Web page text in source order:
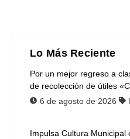
Lo Más Reciente
Por un mejor regreso a
de recolección de útiles
6 de agosto de 2026
Impulsa Cultura Municipal